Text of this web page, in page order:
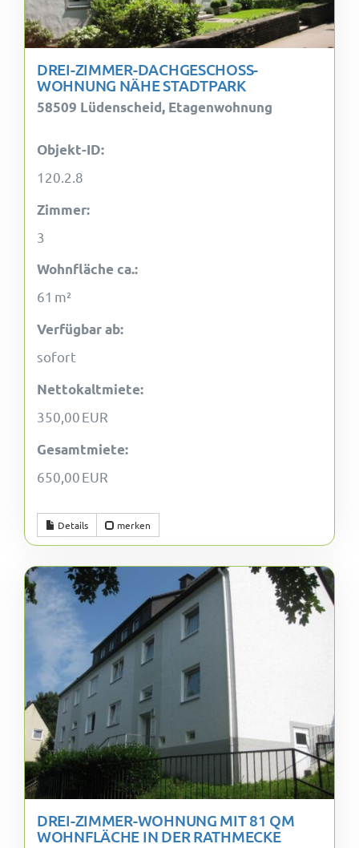
DREI-ZIMMER-DACHGESCHOSS-
WOHNUNG NÄHE STADTPARK
58509 Lüdenscheid, Etagenwohnung
Objekt-ID:
120.2.8
Zimmer:
3
Wohnfläche ca.:
61 m²
Verfügbar ab:
sofort
Nettokaltmiete:
350,00 EUR
Gesamtmiete:
650,00 EUR
Details merken
DREI-ZIMMER-WOHNUNG MIT 81 QM
WOHNFLÄCHE IN DER RATHMECKE